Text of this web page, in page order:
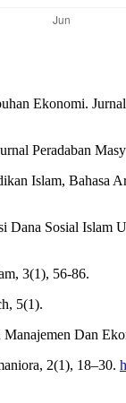
Ekonomi.
Peradaban
Islam, Bahasa
Sosial Islam
3(1), 56-86.
5(1).
Dan
2(1), 18–30.